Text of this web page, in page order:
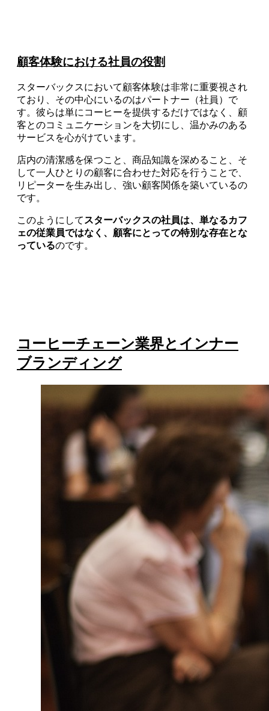
顧客体験における社員の役割
スターバックスにおいて顧客体験は非常に重要視され
ており、その中心にいるのはパートナー（社員）で
す。彼らは単にコーヒーを提供するだけではなく、顧
客とのコミュニケーションを大切にし、温かみのある
サービスを心がけています。
店内の清潔感を保つこと、商品知識を深めること、そ
して一人ひとりの顧客に合わせた対応を行うことで、
リピーターを生み出し、強い顧客関係を築いているの
です。
このようにして スターバックスの社員は、単なるカフ
ェの従業員ではなく、顧客にとっての特別な存在とな
っているのです。
コーヒーチェーン業界とインナー
ブランディング